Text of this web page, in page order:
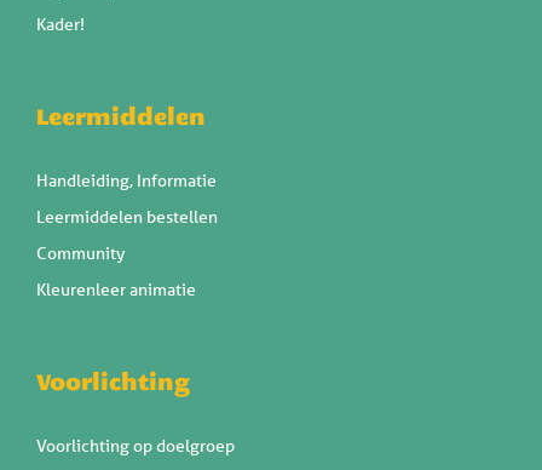
Kader!
Leermiddelen
Handleiding, Informatie
Leermiddelen bestellen
Community
Kleurenleer animatie
Voorlichting
Voorlichting op doelgroep